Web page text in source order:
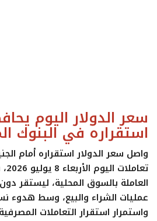
سعر الدولار اليوم
استقراره في البنوك
واصل سعر الدولار استقراره أمام
عمليات الشراء والبيع، وسط
واستمرار استقرار التعاملات